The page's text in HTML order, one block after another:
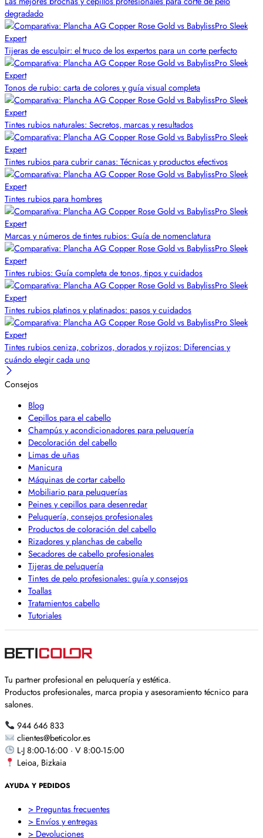
degradado
Tijeras de esculpir: el truco de los expertos para un corte perfecto
Tonos de rubio: carta de colores y guía visual completa
Tintes rubios naturales: Secretos, marcas y resultados
Tintes rubios para cubrir canas: Técnicas y productos efectivos
Tintes rubios para hombres
Marcas y números de tintes rubios: Guía de nomenclatura
Tintes rubios: Guía completa de tonos, tipos y cuidados
Tintes rubios platinos y platinados: pasos y cuidados
Tintes rubios ceniza, cobrizos, dorados y rojizos: Diferencias y
cuándo elegir cada uno
Consejos
Blog
Cepillos para el cabello
Champús y acondicionadores para peluquería
Decoloración del cabello
Limas de uñas
Manicura
Máquinas de cortar cabello
Mobiliario para peluquerías
Peines y cepillos para desenredar
Peluquería, consejos profesionales
Productos de coloración del cabello
Rizadores y planchas de cabello
Secadores de cabello profesionales
Tijeras de peluquería
Tintes de pelo profesionales: guía y consejos
Toallas
Tratamientos cabello
Tutoriales
Tu partner profesional en peluquería y estética.
Productos profesionales, marca propia y asesoramiento técnico para
salones.
944 646 833
clientes@beticolor.es
L-J 8:00-16:00 · V 8:00-15:00
Leioa, Bizkaia
AYUDA Y PEDIDOS
> Preguntas frecuentes
> Envíos y entregas
> Devoluciones